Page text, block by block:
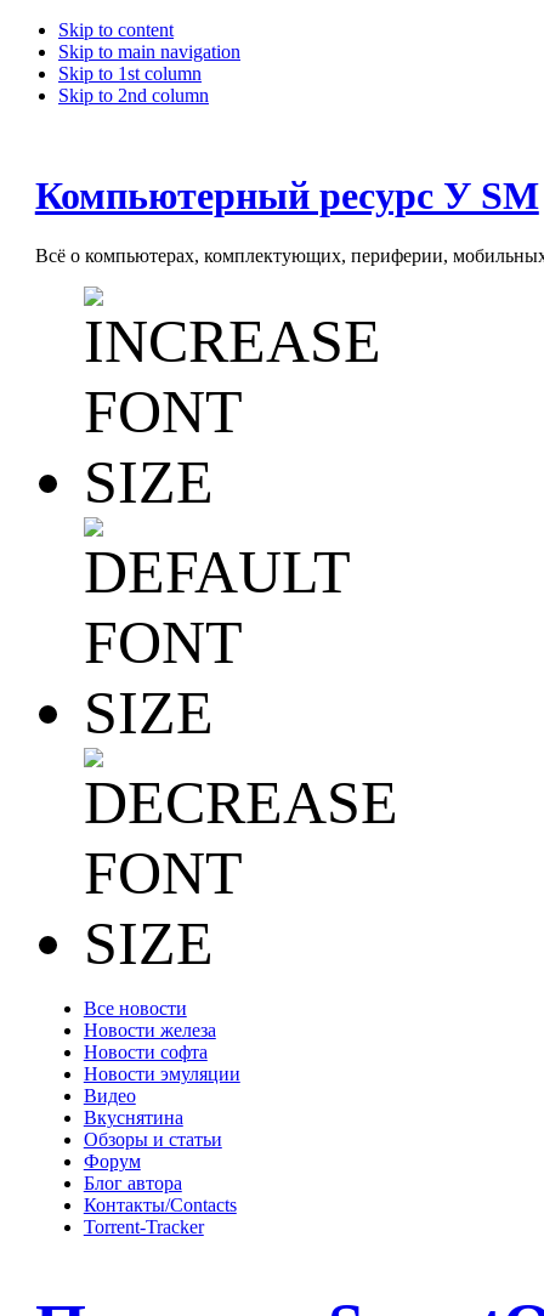
Skip to content
Skip to main navigation
Skip to 1st column
Skip to 2nd column
Компьютерный ресурс У SM
Всё о компьютерах, комплектующих, периферии, мобильных
Все новости
Новости железа
Новости софта
Новости эмуляции
Видео
Вкуснятина
Обзоры и статьи
Форум
Блог автора
Контакты/Contacts
Torrent-Tracker